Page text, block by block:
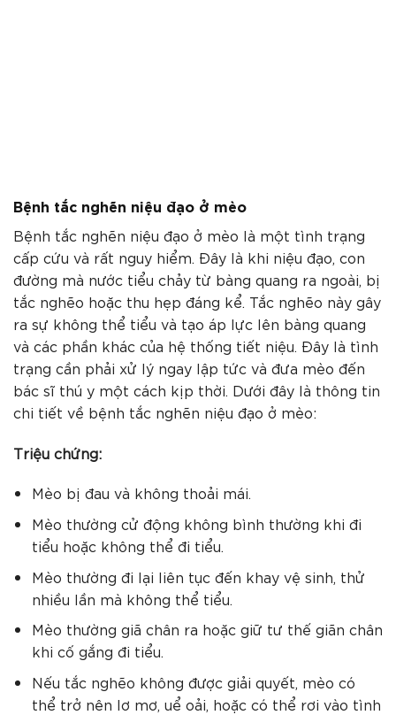
Bệnh tắc nghẽn niệu đạo ở mèo
Bệnh tắc nghẽn niệu đạo ở mèo là một tình trạng
cấp cứu và rất nguy hiểm. Đây là khi niệu đạo, con
đường mà nước tiểu chảy từ bàng quang ra ngoài, bị
tắc nghẽo hoặc thu hẹp đáng kể. Tắc nghẽo này gây
ra sự không thể tiểu và tạo áp lực lên bàng quang
và các phần khác của hệ thống tiết niệu. Đây là tình
trạng cần phải xử lý ngay lập tức và đưa mèo đến
bác sĩ thú y một cách kịp thời. Dưới đây là thông tin
chi tiết về bệnh tắc nghẽn niệu đạo ở mèo:
Triệu chứng:
Mèo bị đau và không thoải mái.
Mèo thường cử động không bình thường khi đi
tiểu hoặc không thể đi tiểu.
Mèo thường đi lại liên tục đến khay vệ sinh, thử
nhiều lần mà không thể tiểu.
Mèo thường giã chân ra hoặc giữ tư thế giãn chân
khi cố gắng đi tiểu.
Nếu tắc nghẽo không được giải quyết, mèo có
thể trở nên lơ mơ, uể oải, hoặc có thể rơi vào tình